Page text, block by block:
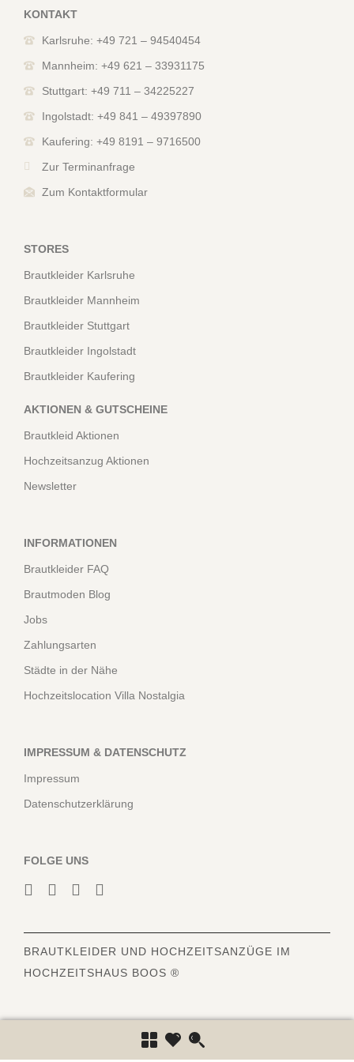
KONTAKT
Karlsruhe: +49 721 – 94540454
Mannheim: +49 621 – 33931175
Stuttgart: +49 711 – 34225227
Ingolstadt: +49 841 – 49397890
Kaufering: +49 8191 – 9716500
Zur Terminanfrage
Zum Kontaktformular
STORES
Brautkleider Karlsruhe
Brautkleider Mannheim
Brautkleider Stuttgart
Brautkleider Ingolstadt
Brautkleider Kaufering
AKTIONEN & GUTSCHEINE
Brautkleid Aktionen
Hochzeitsanzug Aktionen
Newsletter
INFORMATIONEN
Brautkleider FAQ
Brautmoden Blog
Jobs
Zahlungsarten
Städte in der Nähe
Hochzeitslocation Villa Nostalgia
IMPRESSUM & DATENSCHUTZ
Impressum
Datenschutzerklärung
FOLGE UNS
BRAUTKLEIDER UND HOCHZEITSANZÜGE IM
HOCHZEITSHAUS BOOS ®